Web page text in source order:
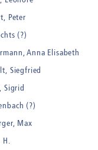
Peter
(?)
Anna Elisabeth
Siegfried
Sigrid
(?)
Max
H.